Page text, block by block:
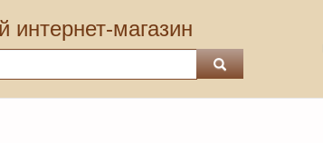
интернет-магазин